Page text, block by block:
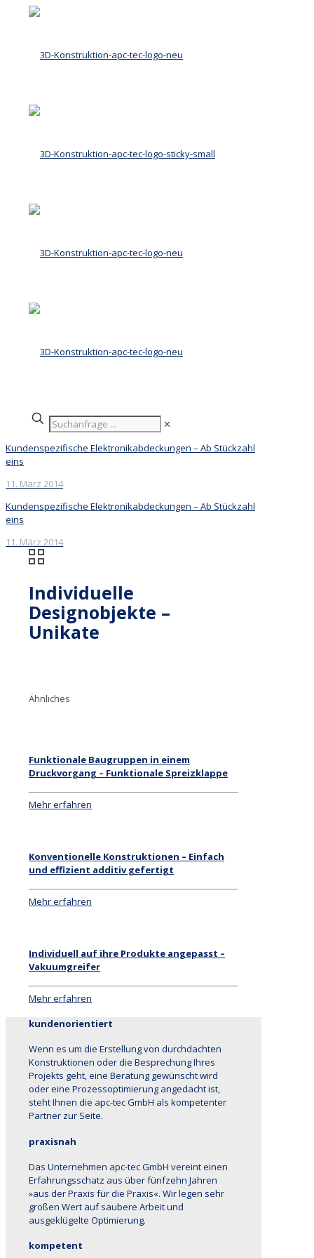
✕
Kundenspezifische Elektronikabdeckungen – Ab Stückzahl
eins
11. März 2014
Kundenspezifische Elektronikabdeckungen – Ab Stückzahl
eins
11. März 2014
Individuelle
Designobjekte –
Unikate
Ähnliches
Funktionale Baugruppen in einem
Druckvorgang – Funktionale Spreizklappe
Mehr erfahren
Konventionelle Konstruktionen – Einfach
und effizient additiv gefertigt
Mehr erfahren
Individuell auf ihre Produkte angepasst –
Vakuumgreifer
Mehr erfahren
kundenorientiert
Wenn es um die Erstellung von durchdachten
Konstruktionen oder die Besprechung Ihres
Projekts geht, eine Beratung gewünscht wird
oder eine Prozessoptimierung angedacht ist,
steht Ihnen die apc-tec GmbH als kompetenter
Partner zur Seite.
praxisnah
Das Unternehmen apc-tec GmbH vereint einen
Erfahrungsschatz aus über fünfzehn Jahren
»aus der Praxis für die Praxis«. Wir legen sehr
großen Wert auf saubere Arbeit und
ausgeklügelte Optimierung.
kompetent